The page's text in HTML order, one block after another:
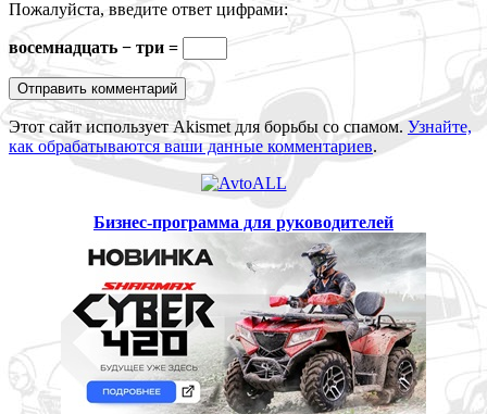
Пожалуйста, введите ответ цифрами:
восемнадцать − три =
Этот сайт использует Akismet для борьбы со спамом. Узнайте,
как обрабатываются ваши данные комментариев.
Бизнес-программа для руководителей